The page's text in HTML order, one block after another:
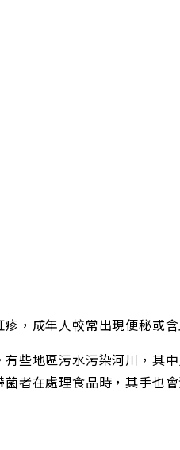
，成年人較常出現便秘或含
些地區污水污染河川，其
者在處理食品時，其手也